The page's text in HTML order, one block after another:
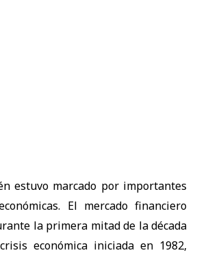
estuvo marcado por importantes
El mercado financiero
la primera mitad de la década
económica iniciada en 1982,